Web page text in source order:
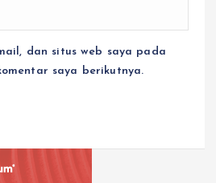
dan situs web saya pada
saya berikutnya.